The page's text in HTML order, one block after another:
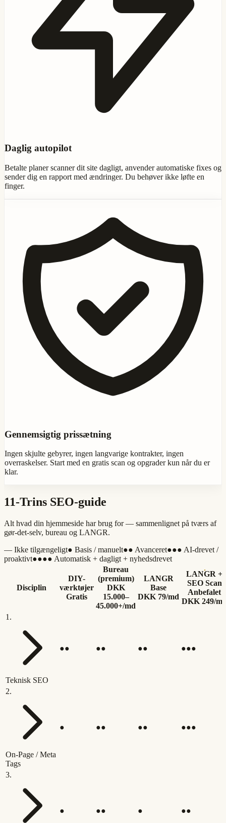
Daglig autopilot
Betalte planer scanner dit site dagligt, anvender automatiske fixes og
sender dig en rapport med ændringer. Du behøver ikke løfte en
finger.
Gennemsigtig prissætning
Ingen skjulte gebyrer, ingen langvarige kontrakter, ingen
overraskelser. Start med en gratis scan og opgrader kun når du er
klar.
11-Trins SEO-guide
Alt hvad din hjemmeside har brug for — sammenlignet på tværs af
gør-det-selv, bureau og LANGR.
— Ikke tilgængeligt● Basis / manuelt●● Avanceret●●● AI-drevet /
proaktivt●●●● Automatisk + dagligt + nyhedsdrevet
Disciplin
DIY-
værktøjer
Gratis
Bureau
(premium)
DKK
15.000–
45.000+/md
LANGR
Base
DKK 79/md
LANGR +
SEO Scan
Anbefalet
DKK 249/
1 .
Teknisk SEO
●● ●● ●● ●●●
2.
On-Page / Meta
Tags
● ●● ●● ●●●
3.
● ●● ● ●●